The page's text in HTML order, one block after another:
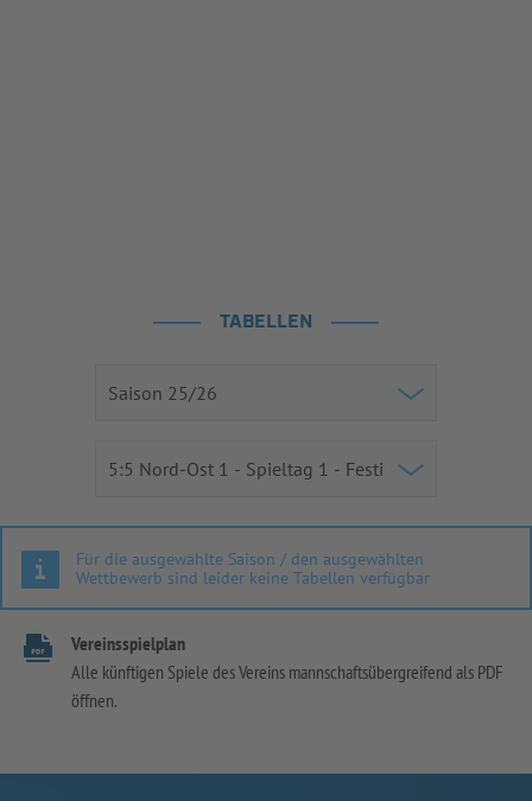
TABELLEN
Für die ausgewählte Saison / den ausgewählten
Wettbewerb sind leider keine Tabellen verfügbar
Vereinsspielplan
Alle künftigen Spiele des Vereins mannschaftsübergreifend als PDF
öffnen.